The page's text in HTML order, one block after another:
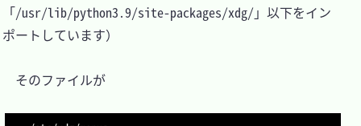
「/usr/lib/python3.9/site-packages/xdg/」以下をイン
ポートしています）
そのファイルが